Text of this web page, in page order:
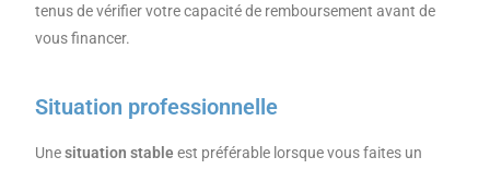
tenus de vérifier votre capacité de remboursement avant de
vous financer.
Situation professionnelle
Unesituation stable est préférable lorsque vous faites un